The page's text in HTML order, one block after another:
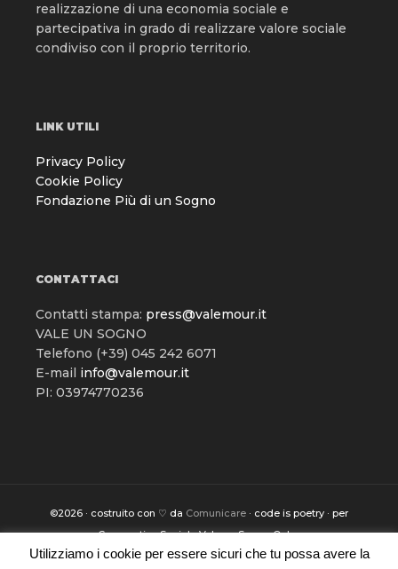
realizzazione di una economia sociale e
partecipativa in grado di realizzare valore sociale
condiviso con il proprio territorio.
LINK UTILI
Privacy Policy
Cookie Policy
Fondazione Più di un Sogno
CONTATTACI
Contatti stampa: press@valemour.it
VALE UN SOGNO
Telefono (+39) 045 242 6071
E-mail info@valemour.it
PI: 03974770236
©2026 · costruito con ♡ da Comunicare · code is poetry · per
Cooperativa Sociale Vale un Sogno Onlus
Utilizziamo i cookie per essere sicuri che tu possa avere la